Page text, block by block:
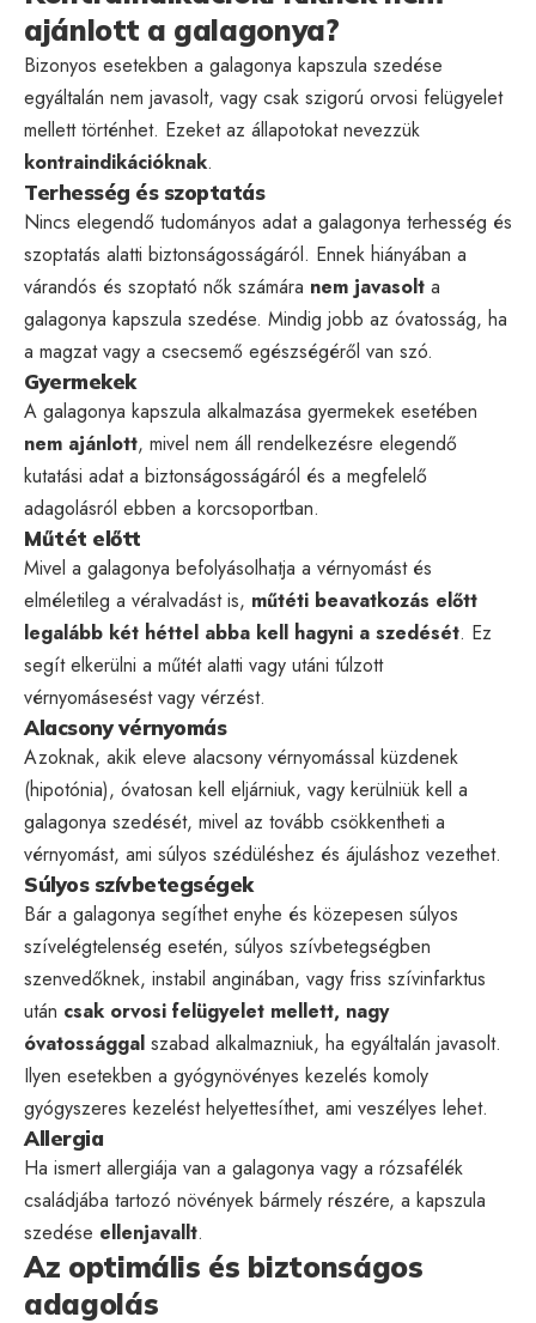
ajánlott a galagonya?
Bizonyos esetekben a galagonya kapszula szedése
egyáltalán nem javasolt, vagy csak szigorú orvosi felügyelet
mellett történhet. Ezeket az állapotokat nevezzük
kontraindikációknak.
Terhesség és szoptatás
Nincs elegendő tudományos adat a galagonya terhesség és
szoptatás alatti biztonságosságáról. Ennek hiányában a
várandós és szoptató nők számára nem javasolt a
galagonya kapszula szedése. Mindig jobb az óvatosság, ha
a magzat vagy a csecsemő egészségéről van szó.
Gyermekek
A galagonya kapszula alkalmazása gyermekek esetében
nem ajánlott, mivel nem áll rendelkezésre elegendő
kutatási adat a biztonságosságáról és a megfelelő
adagolásról ebben a korcsoportban.
Műtét előtt
Mivel a galagonya befolyásolhatja a vérnyomást és
elméletileg a véralvadást is, műtéti beavatkozás előtt
legalább két héttel abba kell hagyni a szedését. Ez
segít elkerülni a műtét alatti vagy utáni túlzott
vérnyomásesést vagy vérzést.
Alacsony vérnyomás
Azoknak, akik eleve alacsony vérnyomással küzdenek
(hipotónia), óvatosan kell eljárniuk, vagy kerülniük kell a
galagonya szedését, mivel az tovább csökkentheti a
vérnyomást, ami súlyos szédüléshez és ájuláshoz vezethet.
Súlyos szívbetegségek
Bár a galagonya segíthet enyhe és közepesen súlyos
szívelégtelenség esetén, súlyos szívbetegségben
szenvedőknek, instabil anginában, vagy friss szívinfarktus
után csak orvosi felügyelet mellett, nagy
óvatossággal szabad alkalmazniuk, ha egyáltalán javasolt.
Ilyen esetekben a gyógynövényes kezelés komoly
gyógyszeres kezelést helyettesíthet, ami veszélyes lehet.
Allergia
Ha ismert allergiája van a galagonya vagy a rózsafélék
családjába tartozó növények bármely részére, a kapszula
szedése ellenjavallt.
Az optimális és biztonságos
adagolás